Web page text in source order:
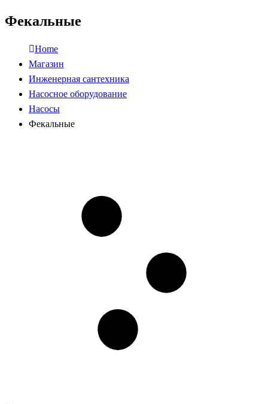
Фекальные
Home
Магазин
Инженерная сантехника
Насосное оборудование
Насосы
Фекальные